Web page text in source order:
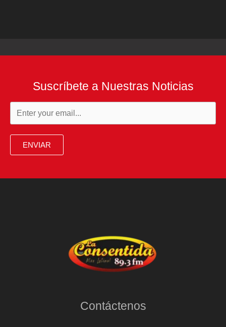
Suscríbete a Nuestras Noticias
ENVIAR
Contáctenos